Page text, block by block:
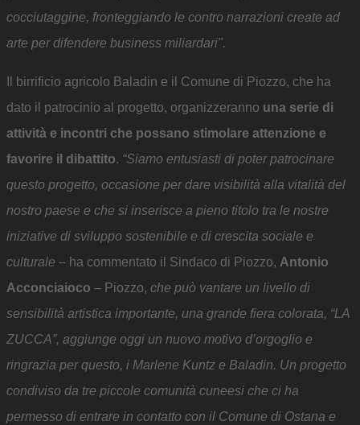
cocciutaggine, fronteggiando le contro narrazioni create ad
arte per difendere business miliardari".
Il birrificio agricolo Baladin e il Comune di Piozzo, che ha
dato il patrocinio al progetto, organizzeranno una serie di
attività e incontri che possano stimolare attenzione e
favorire il dibattito. “Siamo entusiasti di poter patrocinare
questo progetto, occasione per dare visibilità alla vitalità del
nostro paese e che si inserisce a pieno titolo tra le nostre
iniziative di sviluppo sostenibile e di crescita sociale e
culturale – ha commentato il Sindaco di Piozzo, Antonio
Acconciaioco – Piozzo, che può vantare un livello di
sensibilità artistica importante, una grande fiera colorata, “LA
ZUCCA”, aggiunge oggi un nuovo motivo d’orgoglio e
ringrazia per questo, i Marlene Kuntz e Baladin. Un progetto
condiviso da tre piccole comunità cuneesi che ci ha
permesso di entrare in contatto con il Comune di Ostana e